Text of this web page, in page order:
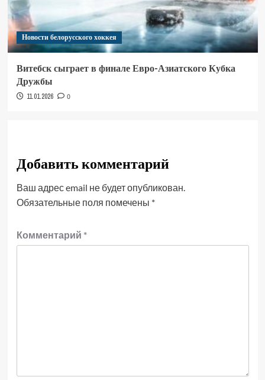
Новости белорусского хоккея
Витебск сыграет в финале Евро-Азиатского Кубка
Дружбы
11.01.2026 0
Добавить комментарий
Ваш адрес email не будет опубликован.
Обязательные поля помечены *
Комментарий *